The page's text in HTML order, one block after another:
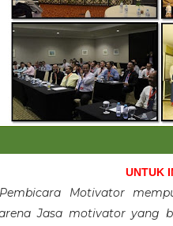
UNTUK
Motivator
Jasa motivator yang